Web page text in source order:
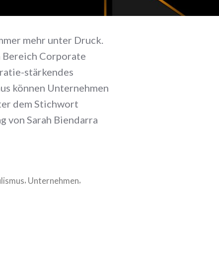
mehr unter Druck.
Corporate
stärkendes
können Unternehmen
dem Stichwort
von Sarah Biendarra
, Unternehmen,